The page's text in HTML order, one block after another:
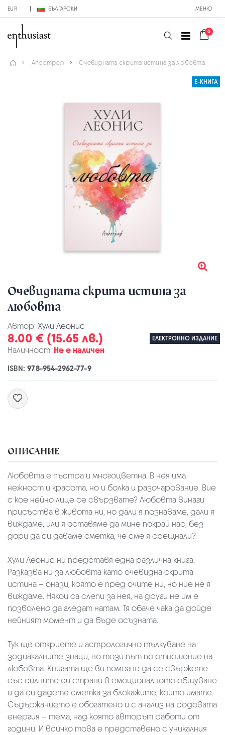
EUR БЪЛГАРСКИ МЕНЮ
0
Апостроф Очевидната скрита истина за любовта
Е-КНИГА
Очевидната скрита истина за
любовта
Автор: Хули Леонис
8.00 € (15.65 лв.) ЕЛЕКТРОННО ИЗДАНИЕ
Наличност: Не е наличен
ISBN:978-954-2962-77-9
ОПИСАНИЕ
Любовта е пъстра и многоцветна. В нея има
нежност и красота, но и болка и разочарование. Вие
с кое нейно лице се свързвате? Любовта винаги
присъства в живота ни, но дали я познаваме, дали я
виждаме, или я оставяме да мине покрай нас, без
дори да си даваме сметка, че сме я срещнали?
Хули Леонис ни представя една различна книга.
Разказва ни за любовта като очевидна скрита
истина – онази, която е пред очите ни, но ние не я
виждаме. Някои са слепи за нея, на други не им е
позволено да гледат натам. Тя обаче чака да дойде
нейният момент и да бъде осъзната.
Тук ще откриете и астрологично тълкуване на
зодиакалните знаци, но този път по отношение на
любовта. Книгата ще ви помогне да се свържете
със силните си страни в емоционалното общуване
и да си дадете сметка за блокажите, които имате.
Съдържанието е обогатено и с анализ на родовата
енергия – тема, над която авторът работи от
години. И всичко това е представено с уникалния